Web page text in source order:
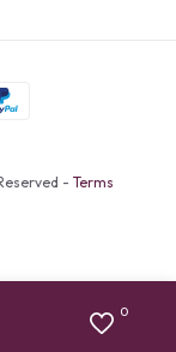
- Terms
0